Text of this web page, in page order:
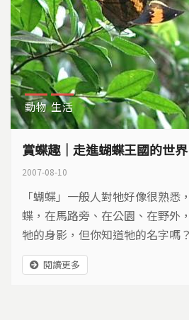
動物 生活
賞蝶趣｜走進蝴蝶王國的世界
2007-08-10
「蝴蝶」一般人對牠好像很熟悉
蝶，在馬路旁、在公園、在野外
牠的身影，但你知道牠的名字嗎
程？幼蟲期吃什麼植物？成蝶吸
實充滿驚喜，蝴蝶從卵、幼蟲、
閱讀更多